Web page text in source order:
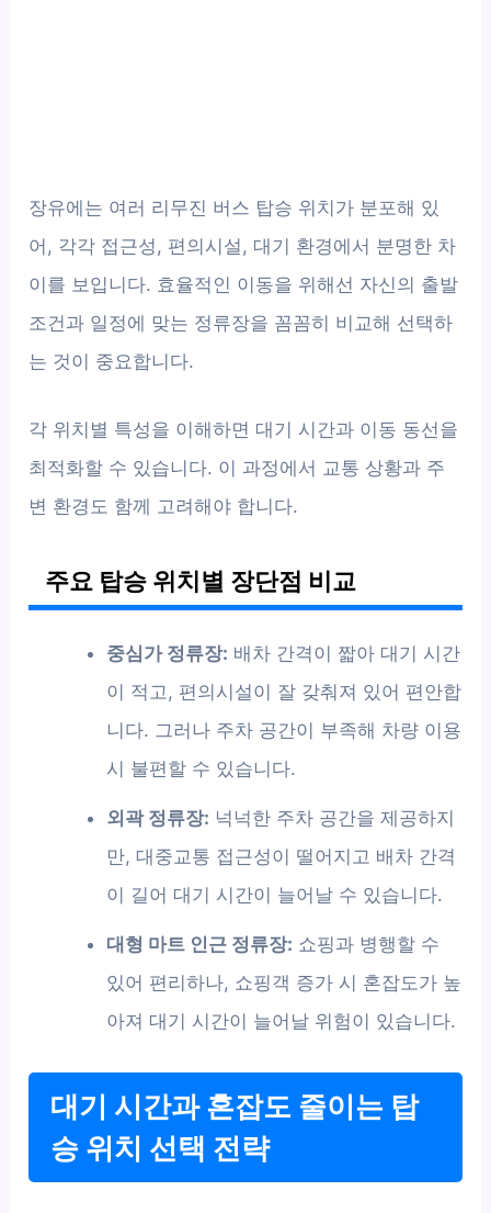
장유에는 여러 리무진 버스 탑승 위치가 분포해 있
어, 각각 접근성, 편의시설, 대기 환경에서 분명한 차
이를 보입니다. 효율적인 이동을 위해선 자신의 출발
조건과 일정에 맞는 정류장을 꼼꼼히 비교해 선택하
는 것이 중요합니다.
각 위치별 특성을 이해하면 대기 시간과 이동 동선을
최적화할 수 있습니다. 이 과정에서 교통 상황과 주
변 환경도 함께 고려해야 합니다.
주요 탑승 위치별 장단점 비교
중심가 정류장: 배차 간격이 짧아 대기 시간
이 적고, 편의시설이 잘 갖춰져 있어 편안합
니다. 그러나 주차 공간이 부족해 차량 이용
시 불편할 수 있습니다.
외곽 정류장: 넉넉한 주차 공간을 제공하지
만, 대중교통 접근성이 떨어지고 배차 간격
이 길어 대기 시간이 늘어날 수 있습니다.
대형 마트 인근 정류장: 쇼핑과 병행할 수
있어 편리하나, 쇼핑객 증가 시 혼잡도가 높
아져 대기 시간이 늘어날 위험이 있습니다.
대기 시간과 혼잡도 줄이는 탑
승 위치 선택 전략